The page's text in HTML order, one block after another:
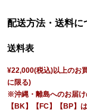
配送方法・送料に
送料表
¥22,000(税込)以上のお
に限る)
※沖縄・離島へのお届け
【BK】【FC】【BP】